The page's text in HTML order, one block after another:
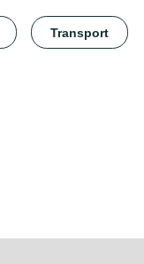
Transport